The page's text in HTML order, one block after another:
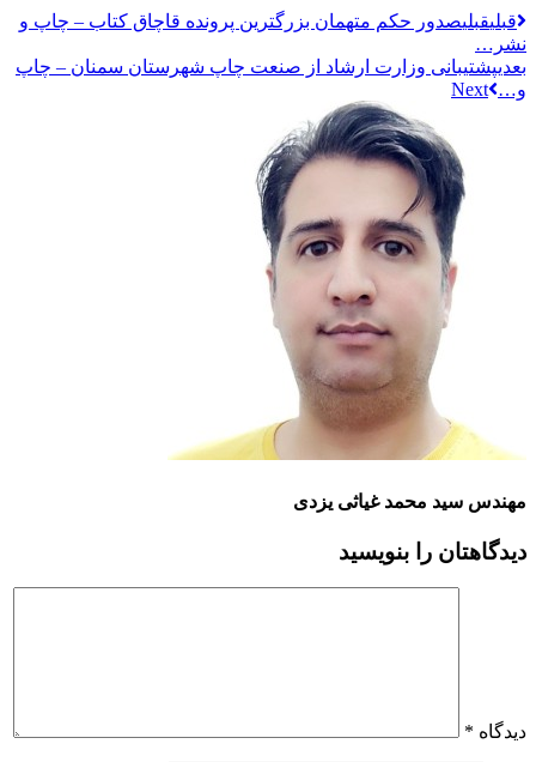
قبليقبلیصدور حکم متهمان ‌بزرگترین پرونده قاچاق کتاب – چاپ و
نشر…
بعدیپشتیبانی وزارت ارشاد از صنعت چاپ شهرستان سمنان – چاپ
و…
مهندس سید محمد غیاثی یزدی
دیدگاهتان را بنویسید
دیدگاه *